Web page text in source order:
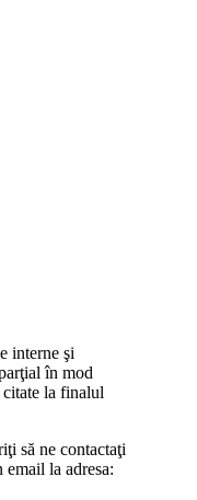
interne şi
în mod
citate la finalul
să ne contactaţi
la adresa: